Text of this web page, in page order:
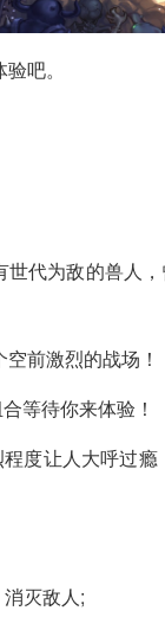
吧。
代为敌的兽人
前激烈的战场！
等待你来体验！
让人大呼过瘾
灭敌人;